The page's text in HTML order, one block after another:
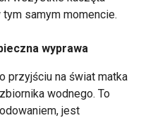
samym momencie.
wyprawa
przyjściu na świat matka
wodnego. To
jest